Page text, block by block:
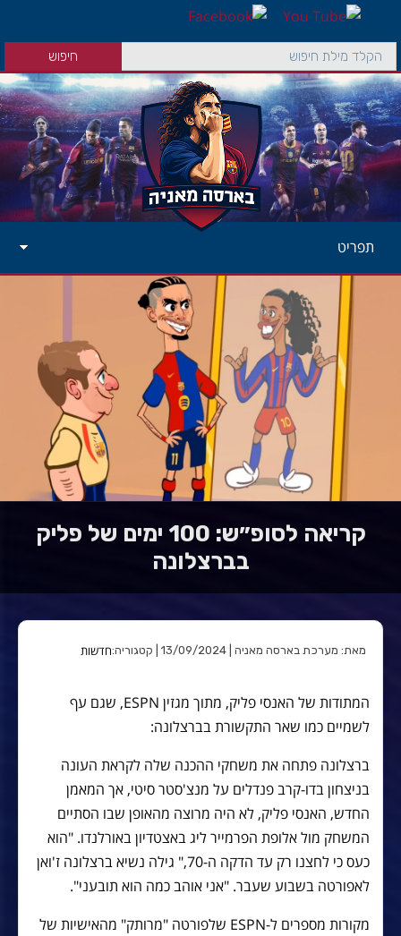
תפריט
קריאה לסופ״ש: 100 ימים של פליק
בברצלונה
מאת: מערכת בארסה מאניה | 13/09/2024 | קטגוריה: חדשות
המתודות של האנסי פליק, מתוך מגזין ESPN, שגם עף
לשמיים כמו שאר התקשורת בברצלונה:
ברצלונה פתחה את משחקי ההכנה שלה לקראת העונה
בניצחון בדו-קרב פנדלים על מנצ'סטר סיטי, אך המאמן
החדש, האנסי פליק, לא היה מרוצה מהאופן שבו הסתיים
המשחק מול אלופת הפרמייר ליג באצטדיון באורלנדו. "הוא
כעס כי לחצנו רק עד הדקה ה-70," גילה נשיא ברצלונה ז'ואן
לאפורטה בשבוע שעבר. "אני אוהב כמה הוא תובעני".
מקורות מספרים ל-ESPN שלפורטה "מרותק" מהאישיות של